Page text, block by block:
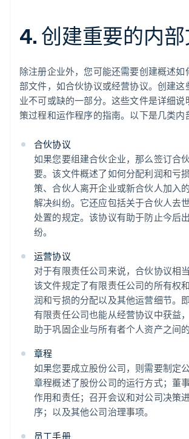
4. 创建重要的内
除注册企业外，您可能还需要创建概述如
部文件，如合伙协议或经营协议。创建这
业不可或缺的一部分。这些文件是详细说
策过程和运作程序的指南。以下是几类内
合伙协议
如果您要组建合伙企业，那么签订合
要。该文件概述了如何分配利润和亏
策、合伙人离开企业或新合伙人加入
解决纠纷。它还应包括关于合伙人去
处置的规定。该协议有助于防止今后
纷。
运营协议
对于有限责任公司来说，合伙协议相
该文件规定了有限责任公司的所有权
润和亏损的分配以及其他运营细节。
有限责任公司也能从经营协议中获益
助于巩固企业与所有者个人资产之间的
章程
如果您要成立股份公司，则需要制定
章程概述了股份公司的运行方式；董
作用和责任；召开会议和对公司决策
序；以及其他公司治理事项。
员工手册